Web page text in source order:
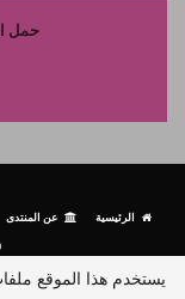
حمل
الرئيسية عن المنتدى
يستخدم هذا الموقع